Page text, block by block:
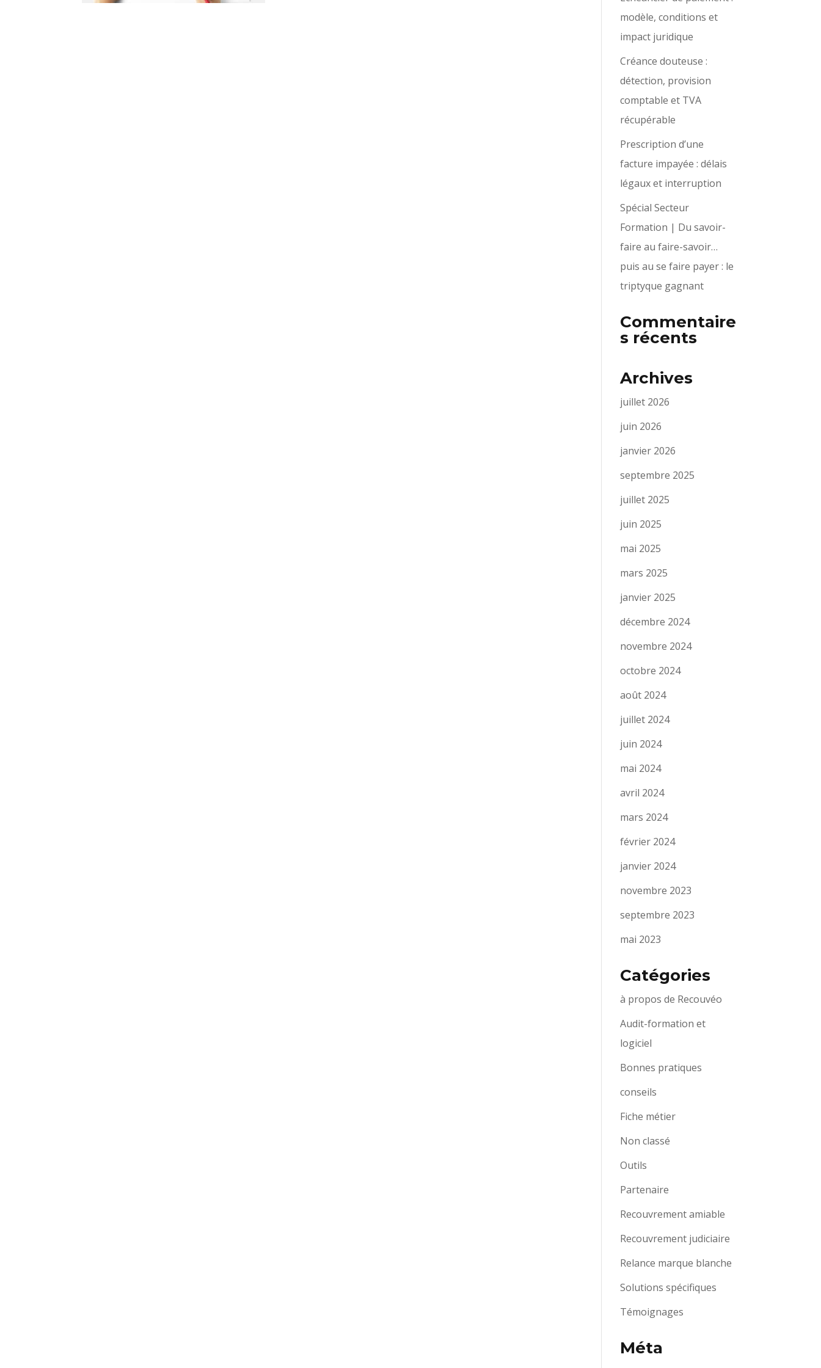
modèle, conditions et
impact juridique
Créance douteuse :
détection, provision
comptable et TVA
récupérable
Prescription d’une
facture impayée : délais
légaux et interruption
Spécial Secteur
Formation | Du savoir-
faire au faire-savoir…
puis au se faire payer : le
triptyque gagnant
Commentaire
s récents
Archives
juillet 2026
juin 2026
janvier 2026
septembre 2025
juillet 2025
juin 2025
mai 2025
mars 2025
janvier 2025
décembre 2024
novembre 2024
octobre 2024
août 2024
juillet 2024
juin 2024
mai 2024
avril 2024
mars 2024
février 2024
janvier 2024
novembre 2023
septembre 2023
mai 2023
Catégories
à propos de Recouvéo
Audit-formation et
logiciel
Bonnes pratiques
conseils
Fiche métier
Non classé
Outils
Partenaire
Recouvrement amiable
Recouvrement judiciaire
Relance marque blanche
Solutions spécifiques
Témoignages
Méta